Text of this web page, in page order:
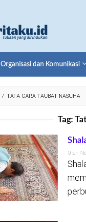
Organisasi dan Komunikasi
/ TATA CARA TAUBAT NASUHA
Tag:
Oleh